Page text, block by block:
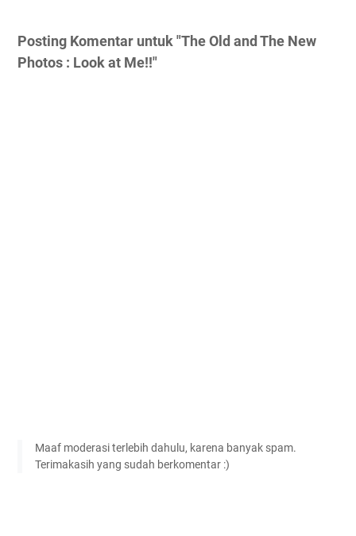
Posting Komentar untuk "The Old and The New
Photos : Look at Me!!"
Maaf moderasi terlebih dahulu, karena banyak spam.
Terimakasih yang sudah berkomentar :)